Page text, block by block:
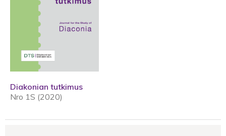
Diakonian tutkimus
Nro 1S (2020)